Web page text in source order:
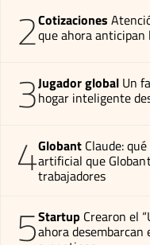
2Cotizaciones
que ahora
3Jugador global Un
hogar inteligente
4Globant Claude:
artificial que
trabajadores
5Startup Crearon el
ahora desembarcan